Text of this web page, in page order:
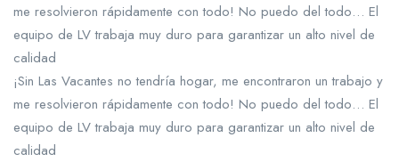
me resolvieron rápidamente con todo! No puedo del todo… El
equipo de LV trabaja muy duro para garantizar un alto nivel de
calidad
¡Sin Las Vacantes no tendría hogar, me encontraron un trabajo y
me resolvieron rápidamente con todo! No puedo del todo… El
equipo de LV trabaja muy duro para garantizar un alto nivel de
calidad